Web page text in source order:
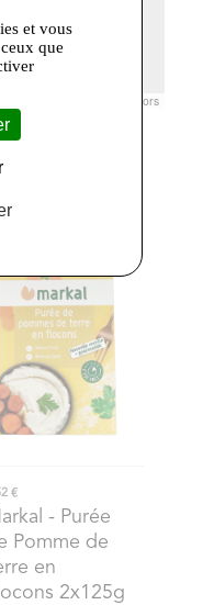
contributors
€
- Purée
Pomme de
en
2x125g
et vous
que